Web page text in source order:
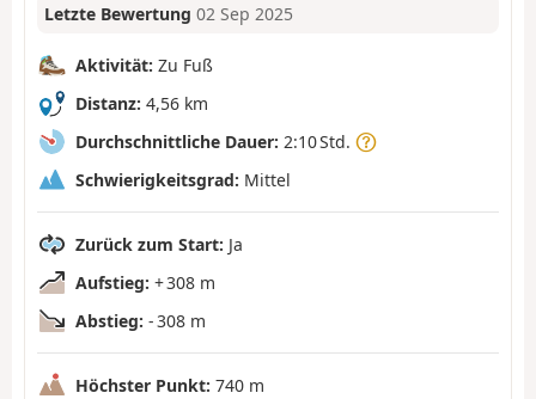
Letzte Bewertung 02 Sep 2025
Aktivität: Zu Fuß
Distanz: 4,56 km
Durchschnittliche Dauer: 2:10 Std.
Schwierigkeitsgrad: Mittel
Zurück zum Start: Ja
Aufstieg: + 308 m
Abstieg: - 308 m
Höchster Punkt: 740 m